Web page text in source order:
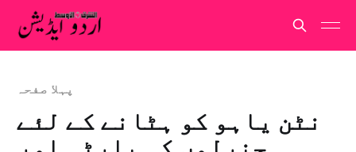
پہلا صفحہ
نٹن یاہو کو ہٹانے کے لئے